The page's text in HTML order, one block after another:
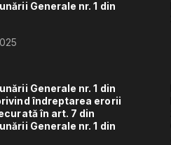
Generale nr. 1 din
Generale nr. 1 din
îndreptarea erorii
în art. 7 din
Generale nr. 1 din